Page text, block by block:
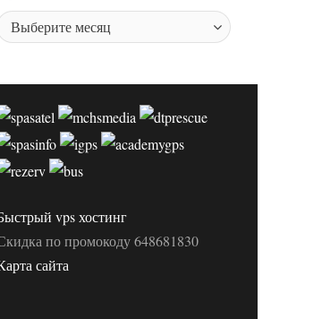
vps хостинг
по промокоду 648681830
сайта